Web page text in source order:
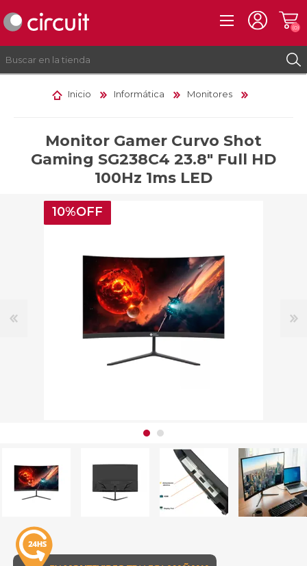
INICIAR SESIÓN
(0)
Inicio Informática Monitores
Monitor Gamer Curvo Shot
Gaming SG238C4 23.8" Full HD
100Hz 1ms LED
10%OFF